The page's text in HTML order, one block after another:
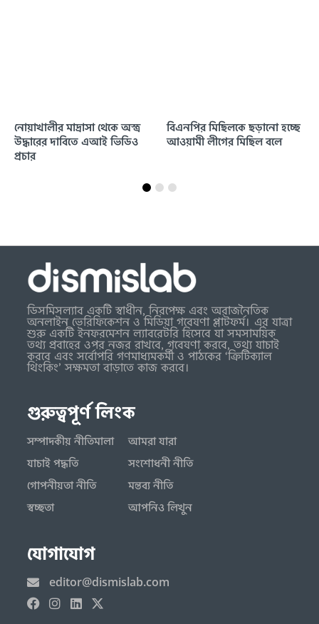
নোয়াখালীর মাদ্রাসা থেকে অস্ত্র
উদ্ধারের দাবিতে এআই ভিডিও
প্রচার
বিএনপির মিছিলকে ছড়ানো হচ্ছে
আওয়ামী লীগের মিছিল বলে
ডিসমিসল্যাব একটি স্বাধীন, নিরপেক্ষ এবং অরাজনৈতিক
অনলাইন ভেরিফিকেশন ও মিডিয়া গবেষণা প্লাটফর্ম। এর যাত্রা
শুরু একটি ইনফরমেশন ল্যাবরেটরি হিসেবে যা সমসাময়িক
তথ্য প্রবাহের ওপর নজর রাখবে, গবেষণা করবে, তথ্য যাচাই
করবে এবং সর্বোপরি গণমাধ্যমকর্মী ও পাঠকের ‘ক্রিটিক্যাল
থিংকিং’ সক্ষমতা বাড়াতে কাজ করবে।
গুরুত্বপূর্ণ লিংক
সম্পাদকীয় নীতিমালা
যাচাই পদ্ধতি
গোপনীয়তা নীতি
স্বচ্ছতা
আমরা যারা
সংশোধনী নীতি
মন্তব্য নীতি
আপনিও লিখুন
যোগাযোগ
editor@dismislab.com